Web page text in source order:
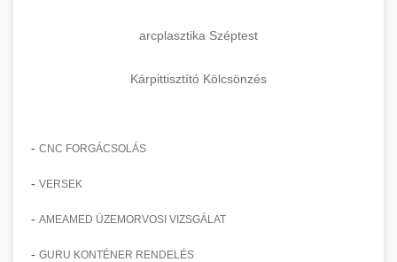
arcplasztika Széptest
Kárpittisztító Kölcsönzés
- CNC FORGÁCSOLÁS
- VERSEK
- AMEAMED ÜZEMORVOSI VIZSGÁLAT
- GURU KONTÉNER RENDELÉS